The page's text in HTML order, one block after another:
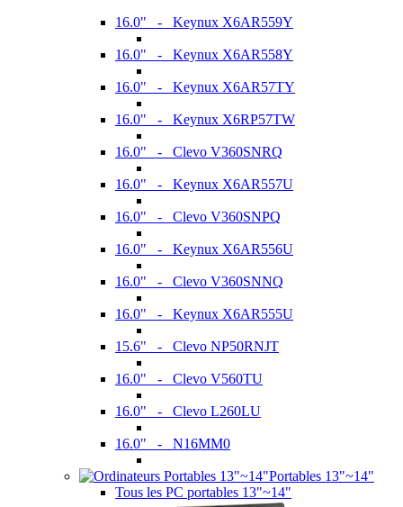
16.0" - Keynux X6AR559Y
16.0" - Keynux X6AR558Y
16.0" - Keynux X6AR57TY
16.0" - Keynux X6RP57TW
16.0" - Clevo V360SNRQ
16.0" - Keynux X6AR557U
16.0" - Clevo V360SNPQ
16.0" - Keynux X6AR556U
16.0" - Clevo V360SNNQ
16.0" - Keynux X6AR555U
15.6" - Clevo NP50RNJT
16.0" - Clevo V560TU
16.0" - Clevo L260LU
16.0" - N16MM0
Portables 13"~14"
Tous les PC portables 13"~14"